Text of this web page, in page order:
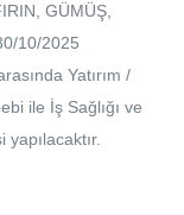
daha işlevsel
yönelik
amaçlarıyla
GÜMÜŞ,
10/2025
Yatırım /
ile İş Sağlığı ve